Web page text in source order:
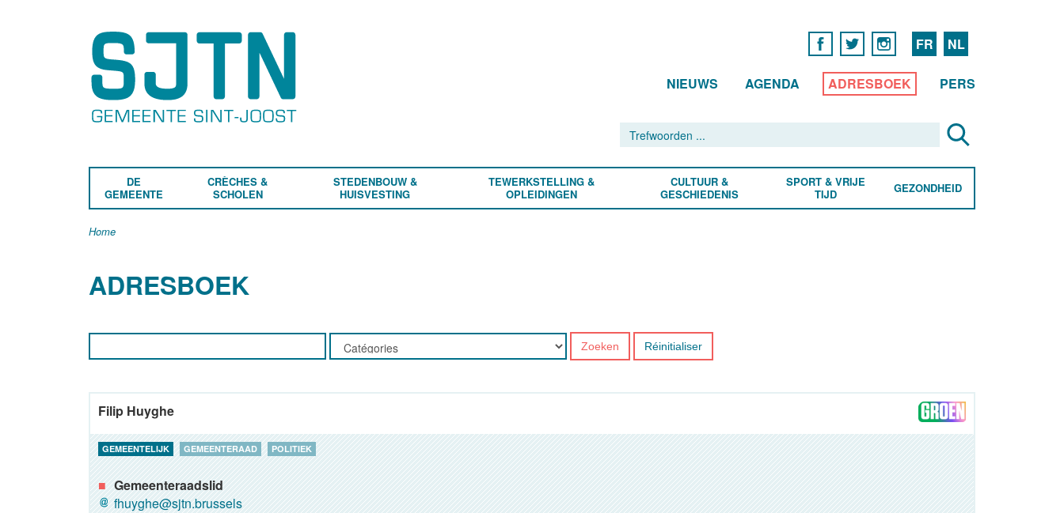
FR NL
NIEUWS AGENDA ADRESBOEK PERS
DE
GEMEENTE
CRÈCHES &
SCHOLEN
STEDENBOUW &
HUISVESTING
TEWERKSTELLING &
OPLEIDINGEN
CULTUUR &
GESCHIEDENIS
SPORT & VRIJE
TIJD
GEZONDHEID
Home
ADRESBOEK
Zoeken Réinitialiser
Filip Huyghe
GEMEENTELIJK GEMEENTERAAD POLITIEK
Gemeenteraadslid
fhuyghe@sjtn.brussels